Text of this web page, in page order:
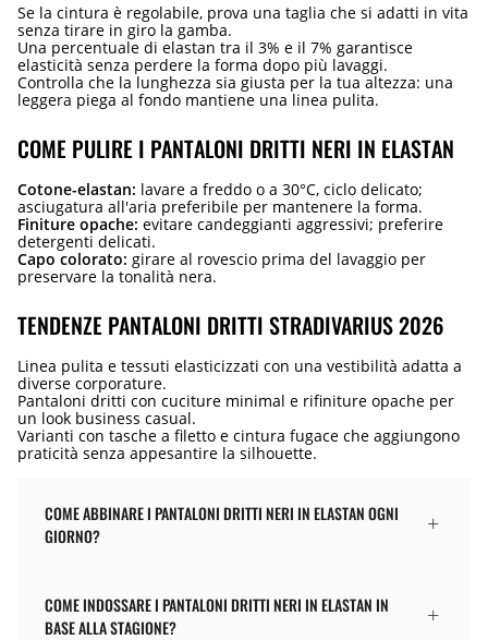
Se la cintura è regolabile, prova una taglia che si adatti in vita
senza tirare in giro la gamba.
Una percentuale di elastan tra il 3% e il 7% garantisce
elasticità senza perdere la forma dopo più lavaggi.
Controlla che la lunghezza sia giusta per la tua altezza: una
leggera piega al fondo mantiene una linea pulita.
COME PULIRE I PANTALONI DRITTI NERI IN ELASTAN
Cotone-elastan: lavare a freddo o a 30°C, ciclo delicato;
asciugatura all'aria preferibile per mantenere la forma.
Finiture opache: evitare candeggianti aggressivi; preferire
detergenti delicati.
Capo colorato: girare al rovescio prima del lavaggio per
preservare la tonalità nera.
TENDENZE PANTALONI DRITTI STRADIVARIUS 2026
Linea pulita e tessuti elasticizzati con una vestibilità adatta a
diverse corporature.
Pantaloni dritti con cuciture minimal e rifiniture opache per
un look business casual.
Varianti con tasche a filetto e cintura fugace che aggiungono
praticità senza appesantire la silhouette.
COME ABBINARE I PANTALONI DRITTI NERI IN ELASTAN OGNI
GIORNO?
COME INDOSSARE I PANTALONI DRITTI NERI IN ELASTAN IN
BASE ALLA STAGIONE?